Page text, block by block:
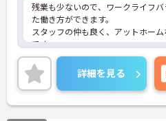
残業も少ないので、ワークライフ
た働き方ができます。
スタッフの仲も良く、アットホー
です。
ご興味ある方には、面接対策ポイ
お話しいたしますのでお気軽にご
詳細を見る